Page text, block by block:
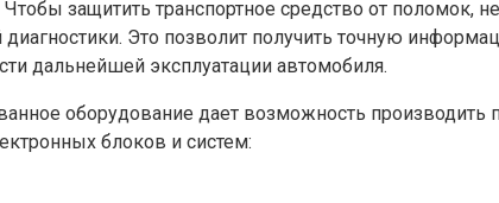
защитить транспортное средство от поломок,
Это позволит получить точную
дальнейшей эксплуатации автомобиля.
оборудование дает возможность производить
блоков и систем: